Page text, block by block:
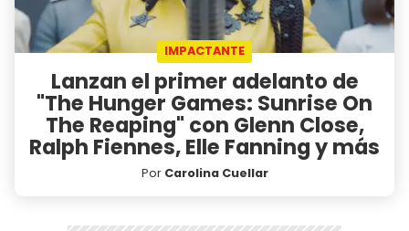
IMPACTANTE
Lanzan el primer adelanto de
"The Hunger Games: Sunrise On
The Reaping" con Glenn Close,
Ralph Fiennes, Elle Fanning y más
Por Carolina Cuellar